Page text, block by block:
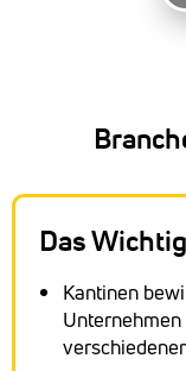
Das
Kantinen